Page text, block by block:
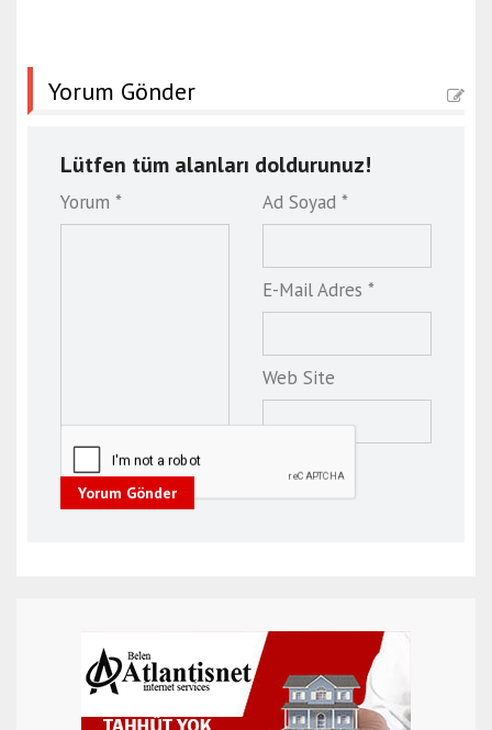
Yorum Gönder
Lütfen tüm alanları doldurunuz!
Yorum * Ad Soyad *
E-Mail Adres *
Web Site
Yorum Gönder